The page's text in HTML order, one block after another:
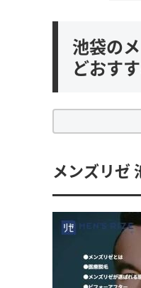
池袋の
どおす
メンズリゼ